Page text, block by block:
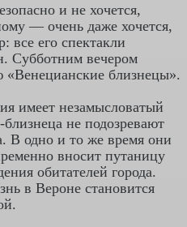
и не хочется,
— очень даже хочется,
все его спектакли
Субботним вечером
близнецы».
имеет незамысловатый
не подозревают
В одно и то же время они
вносит путаницу
обитателей города.
в Вероне становится